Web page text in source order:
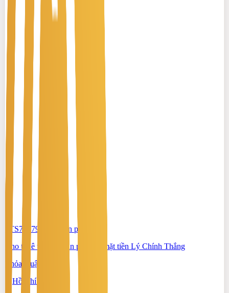
#TS70779086
Văn phòng
Cho thuê tòa nhà văn phòng - mặt tiền Lý Chính Thắng
Thỏa thuận
Hồ Chí Minh